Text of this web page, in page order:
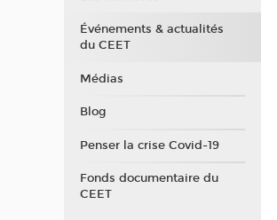
Événements & actualités
du CEET
Médias
Blog
Penser la crise Covid-19
Fonds documentaire du
CEET